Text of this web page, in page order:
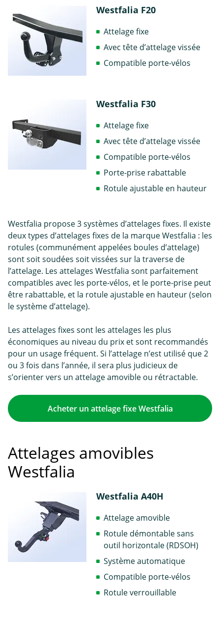
Westfalia F20
Attelage fixe
Avec tête d’attelage vissée
Compatible porte-vélos
Westfalia F30
Attelage fixe
Avec tête d’attelage vissée
Compatible porte-vélos
Porte-prise rabattable
Rotule ajustable en hauteur
Westfalia propose 3 systèmes d’attelages fixes. Il existe
deux types d’attelages fixes de la marque Westfalia : les
rotules (communément appelées boules d’attelage)
sont soit soudées soit vissées sur la traverse de
l’attelage. Les attelages Westfalia sont parfaitement
compatibles avec les porte-vélos, et le porte-prise peut
être rabattable, et la rotule ajustable en hauteur (selon
le système d’attelage).
Les attelages fixes sont les attelages les plus
économiques au niveau du prix et sont recommandés
pour un usage fréquent. Si l’attelage n’est utilisé que 2
ou 3 fois dans l’année, il sera plus judicieux de
s’orienter vers un attelage amovible ou rétractable.
Acheter un attelage fixe Westfalia
Attelages amovibles
Westfalia
Westfalia A40H
Attelage amovible
Rotule démontable sans
outil horizontale (RDSOH)
Système automatique
Compatible porte-vélos
Rotule verrouillable